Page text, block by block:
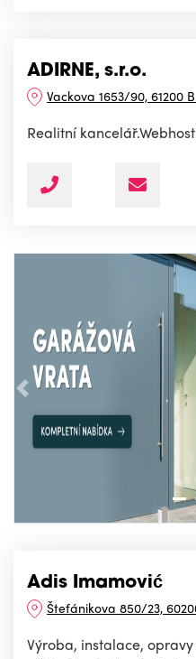
ADIRNE, s.r.o.
Vackova 1653/90, 61200
Realitní
Předchozí
Adis Imamović
Štefánikova 850/23,
Výroba, instalace,